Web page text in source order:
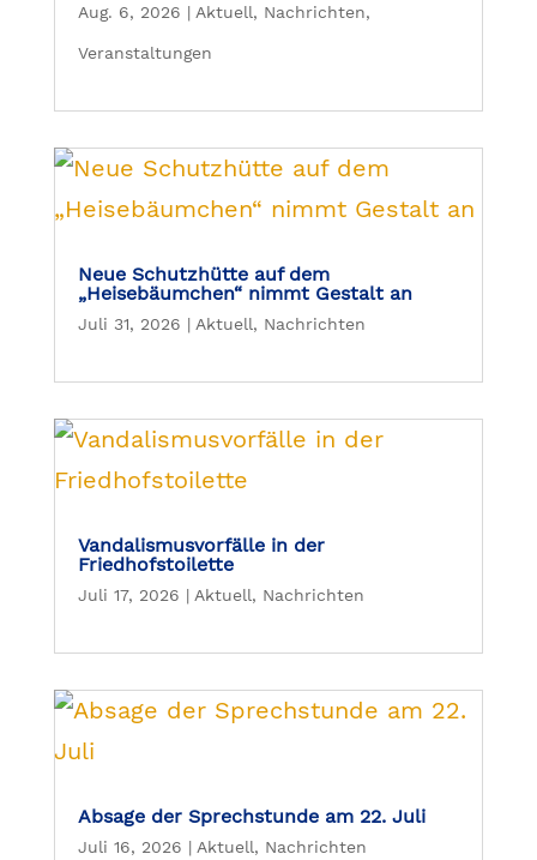
Aug. 6, 2026 | Aktuell, Nachrichten,
Veranstaltungen
Neue Schutzhütte auf dem
„Heisebäumchen“ nimmt Gestalt an
Juli 31, 2026 | Aktuell, Nachrichten
Vandalismusvorfälle in der
Friedhofstoilette
Juli 17, 2026 | Aktuell, Nachrichten
Absage der Sprechstunde am 22. Juli
Juli 16, 2026 | Aktuell, Nachrichten